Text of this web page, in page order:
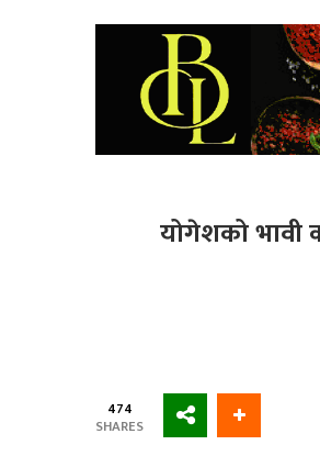
योगेशको भावी
474
SHARES